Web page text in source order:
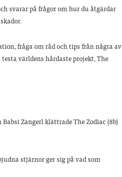
svarar på frågor om hur du åtgärdar
fråga om råd och tips från några av
världens hårdaste projekt, The
Zangerl klättrade The Zodiac (8b)
stjärnor ger sig på vad som